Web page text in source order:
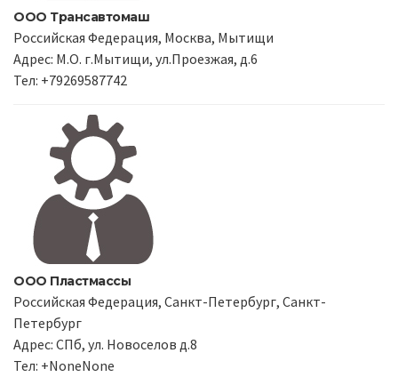
ООО Трансавтомаш
Российская Федерация, Москва, Мытищи
Адрес: М.О. г.Мытищи, ул.Проезжая, д.6
Тел: +79269587742
ООО Пластмассы
Российская Федерация, Санкт-Петербург, Санкт-
Петербург
Адрес: СПб, ул. Новоселов д.8
Тел: +NoneNone